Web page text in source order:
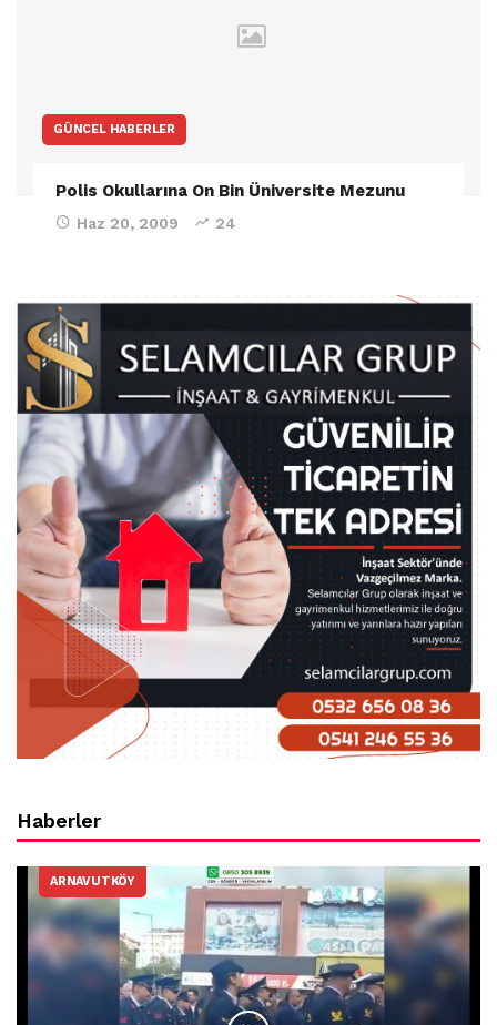
GÜNCEL HABERLER
Polis Okullarına On Bin Üniversite Mezunu
Haz 20, 2009 24
Haberler
ARNAVUTKÖY